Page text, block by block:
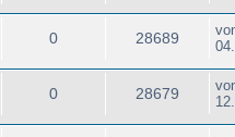
0 28689
0 28679